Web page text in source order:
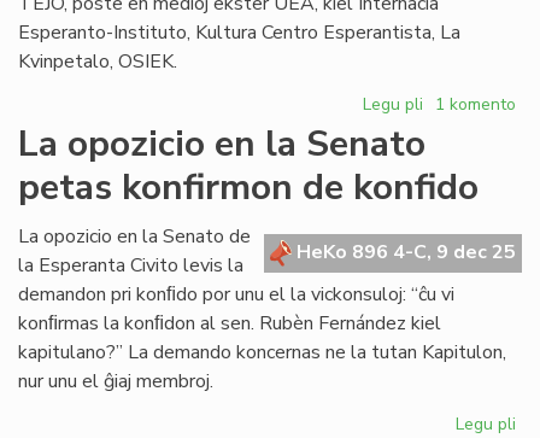
Esperanto-Instituto, Kultura Centro Esperantista, La
Kvinpetalo, OSIEK.
Legu pli pri
Ed
Borsboom
(1936[1951]-
1 komento
La opozicio en la Senato
petas konfirmon de konfido
HeKo 896 4-C, 9 dec 25
La opozicio en la Senato de
la Esperanta Civito levis la
demandon pri konﬁdo por unu el la vickonsuloj: “ĉu vi
konﬁrmas la konﬁdon al sen. Rubèn Fernández kiel
kapitulano?” La demando koncernas ne la tutan Kapitulon,
nur unu el ĝiaj membroj.
Legu pli